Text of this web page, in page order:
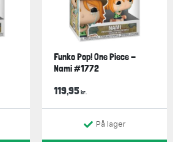
Funko Pop! One Piece -
Nami #1772
119,95 kr.
På lager